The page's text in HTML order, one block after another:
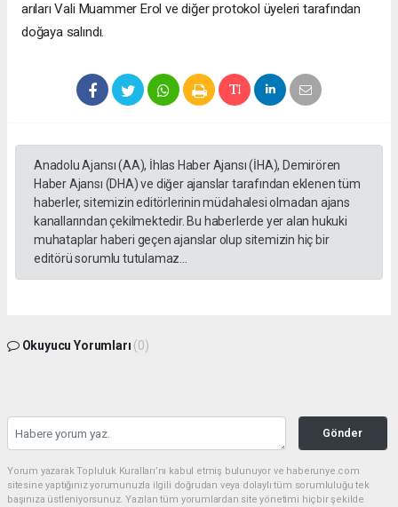
arıları Vali Muammer Erol ve diğer protokol üyeleri tarafından
doğaya salındı.
Anadolu Ajansı (AA), İhlas Haber Ajansı (İHA), Demirören
Haber Ajansı (DHA) ve diğer ajanslar tarafından eklenen tüm
haberler, sitemizin editörlerinin müdahalesi olmadan ajans
kanallarından çekilmektedir. Bu haberlerde yer alan hukuki
muhataplar haberi geçen ajanslar olup sitemizin hiç bir
editörü sorumlu tutulamaz...
Okuyucu Yorumları (0)
Gönder
Yorum yazarak Topluluk Kuralları’nı kabul etmiş bulunuyor ve haberunye.com
sitesine yaptığınız yorumunuzla ilgili doğrudan veya dolaylı tüm sorumluluğu tek
başınıza üstleniyorsunuz. Yazılan tüm yorumlardan site yönetimi hiçbir şekilde